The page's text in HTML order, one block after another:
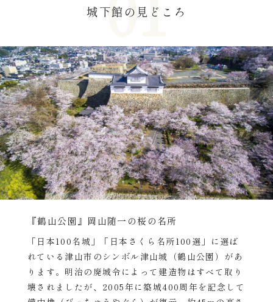
城下館の見どころ
『鶴山公園』岡山随一の桜の名所
「日本100名城」「日本さくら名所100選」に選ば
れている津山市のシンボル津山城（鶴山公園）があ
ります。明治の廃城令によって建造物はすべて取り
壊されましたが、2005年に築城400周年を記念して